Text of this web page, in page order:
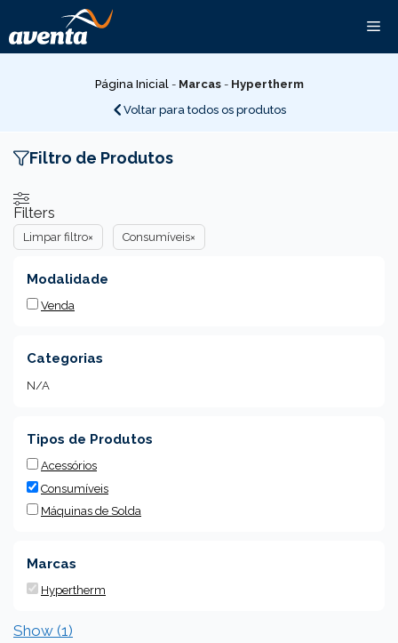
para
o
Página Inicial- Marcas- Hypertherm
Voltar para todos os produtos
Filtro de Produtos
Filters
Limpar filtro× Consumíveis×
Modalidade
Venda
Categorias
N/A
Tipos de Produtos
Acessórios
Consumíveis
Máquinas de Solda
Marcas
Hypertherm
Show (1)